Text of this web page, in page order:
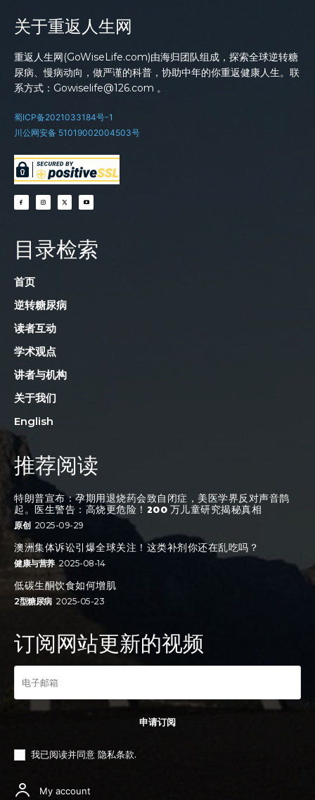
关于重返人生网
重返人生网(GoWiseLife.com)由海归团队组成，探索全球逆转糖
尿病、慢病动向，做严谨的科普，协助中年的你重返健康人生。联
系方式：Gowiselife@126.com 。
蜀ICP备2021033184号-1
川公网安备 51019002004503号
目录检索
首页
逆转糖尿病
读者互动
学术观点
讲者与机构
关于我们
English
推荐阅读
特朗普宣布：孕期用退烧药会致自闭症，美医学界反对声音鹊
起。医生警告：高烧更危险！200 万儿童研究揭秘真相
原创 2025-09-29
澳洲集体诉讼引爆全球关注！这类补剂你还在乱吃吗？
健康与营养 2025-08-14
低碳生酮饮食如何增肌
2型糖尿病 2025-05-23
订阅网站更新的视频
申请订阅
我已阅读并同意 隐私条款.
My account